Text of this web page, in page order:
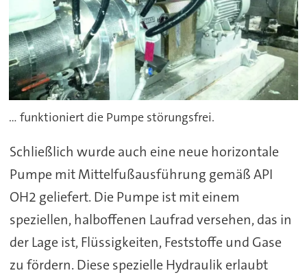
... funktioniert die Pumpe störungsfrei.
Schließlich wurde auch eine neue horizontale
Pumpe mit Mittelfußausführung gemäß API
OH2 geliefert. Die Pumpe ist mit einem
speziellen, halboffenen Laufrad versehen, das in
der Lage ist, Flüssigkeiten, Feststoffe und Gase
zu fördern. Diese spezielle Hydraulik erlaubt